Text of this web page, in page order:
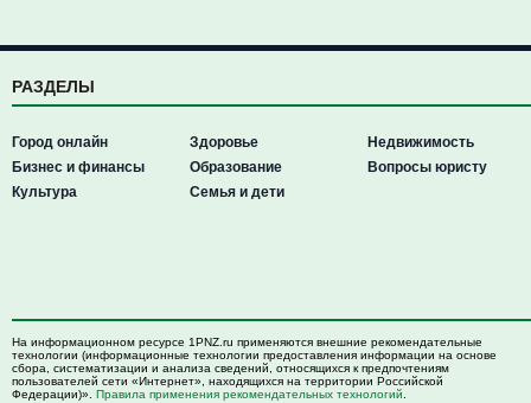
РАЗДЕЛЫ
Город онлайн
Бизнес и финансы
Культура
Здоровье
Образование
Семья и дети
Недвижимость
Вопросы юристу
На информационном ресурсе 1PNZ.ru применяются внешние рекомендательные
технологии (информационные технологии предоставления информации на основе
сбора, систематизации и анализа сведений, относящихся к предпочтениям
пользователей сети «Интернет», находящихся на территории Российской
Федерации)». Правила применения рекомендательных технологий